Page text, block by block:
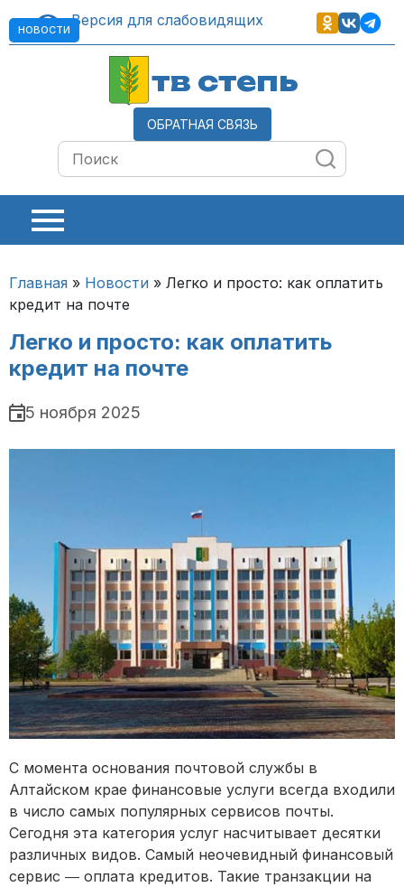
Версия для слабовидящих
тв степь
ОБРАТНАЯ СВЯЗЬ
Главная » Новости » Легко и просто: как оплатить
кредит на почте
Легко и просто: как оплатить
кредит на почте
НОВОСТИ
5 ноября 2025
С момента основания почтовой службы в
Алтайском крае финансовые услуги всегда входили
в число самых популярных сервисов почты.
Сегодня эта категория услуг насчитывает десятки
различных видов. Самый неочевидный финансовый
сервис ― оплата кредитов. Такие транзакции на